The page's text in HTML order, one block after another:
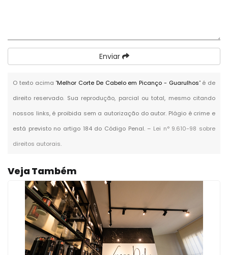
Enviar
O texto acima "Melhor Corte De Cabelo em Picanço - Guarulhos" é de
direito reservado. Sua reprodução, parcial ou total, mesmo citando
nossos links, é proibida sem a autorização do autor. Plágio é crime e
está previsto no artigo 184 do Código Penal. – Lei n° 9.610-98 sobre
direitos autorais.
Veja Também